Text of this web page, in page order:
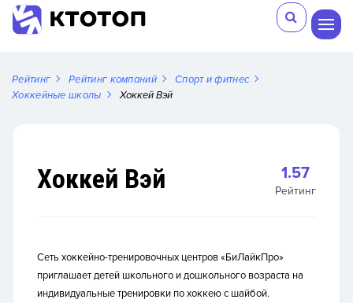
Рейтинг Рейтинг компаний
Спорт и фитнес
Хоккейные школы
Хоккей Вэй
Хоккей Вэй 1.57
Рейтинг
Сеть хоккейно-тренировочных центров «БиЛайкПро»
приглашает детей школьного и дошкольного возраста на
индивидуальные тренировки по хоккею с шайбой.